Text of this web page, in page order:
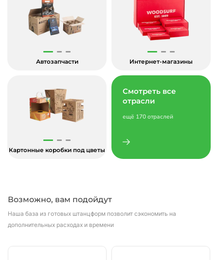
Автозапчасти Интернет-магазины
Картонные коробки под цветы
Смотреть все
отрасли
ещё 170 отраслей
Возможно, вам подойдут
Наша база из готовых штанцформ позволит сэкономить на
дополнительных расходах и времени